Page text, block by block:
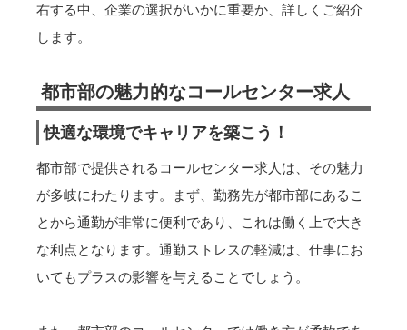
右する中、企業の選択がいかに重要か、詳しくご紹介
します。
都市部の魅力的なコールセンター求人
快適な環境でキャリアを築こう！
都市部で提供されるコールセンター求人は、その魅力
が多岐にわたります。まず、勤務先が都市部にあるこ
とから通勤が非常に便利であり、これは働く上で大き
な利点となります。通勤ストレスの軽減は、仕事にお
いてもプラスの影響を与えることでしょう。